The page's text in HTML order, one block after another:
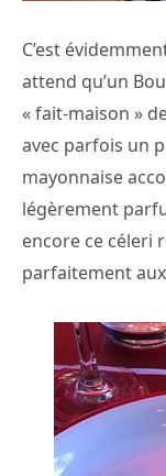
C’est
attend qu’un
« fait-maison »
avec parfois un
mayonnaise
légèrement
encore ce céleri
parfaitement